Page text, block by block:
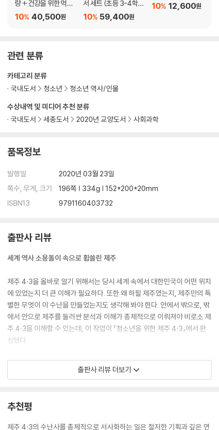
량 + 건강을 위한 먹거
리 채소·과일 + 튼튼한
40,500원
10%
서 세트 (초등 3-4학
년)
59,400원
10%
12,600원
10%
관련 분류
수상내역 및 미디어 추천 분류
국내도서
세종도서 2020년 교양도서 사회과학
카테고리 분류
국내도서
청소년 청소년 역사/인물
품목정보
발행일
2020년 03월 23일
쪽수, 무게, 크기
196쪽 | 334g | 152*200*20mm
ISBN13
9791160403732
출판사 리뷰
세계 역사 소용돌이 속으로 휩쓸린 제주
제주 4·3을 올바로 알기 위해서는 당시 세계 속에서 대한민국이 어떤 위치
에 있었는지 더 큰 이해가 필요하다. 또한 왜 하필 제주였는지, 제주만의 특
별한 무엇이 이 수난을 만들었는지도 생각해 봐야 한다. 안에서 밖으로, 밖
에서 안으로 제주를 둘러싼 분석과 이해가 총체적으로 이뤄져야 비로소 제
주 4·3을 이해할 수 있는데, 이 작업이 『청소년을 위한 제주 4·3』에서 완
성됐다.
제2차 세계대전이 끝이 나고 해방과 함께 평화가 찾아오길 기대했지만 힘
없는 작은 나라 대한민국은 냉전체제의 손아귀에 넘어가고 말았다. 제주 4
무장대는 4·3 무장봉기를 결정하고 미군정은 제9연대를 진압에 투입하며
제주에는 피바람이 일었다. 당시 검찰과 사법부는 제주 4·3의 원인을 남한
출판사 리뷰 더보기
추천평
제주 4·3의 수난사를 총체적으로 서사화하는 일은 철저한 기획과 깊은 연